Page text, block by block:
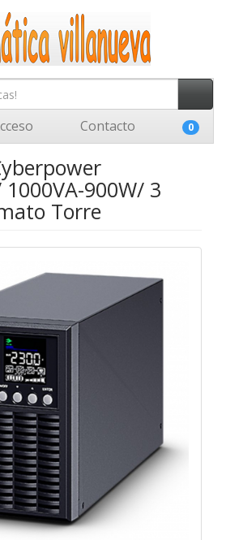
Contacto 0
1000VA-900W/ 3
Torre